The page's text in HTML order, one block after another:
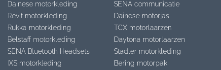
Dainese motorkleding
Revit motorkleding
Rukka motorkleding
Belstaff motorkleding
SENA Bluetooth Headsets
IXS motorkleding
SENA communicatie
Dainese motorjas
TCX motorlaarzen
Daytona motorlaarzen
Stadler motorkleding
Bering motorpak